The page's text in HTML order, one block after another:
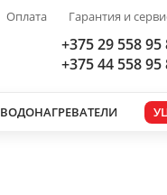
Оплата Гарантия и
+375 29 558 95
+375 44 558 95
ВОДОНАГРЕВАТЕЛИ